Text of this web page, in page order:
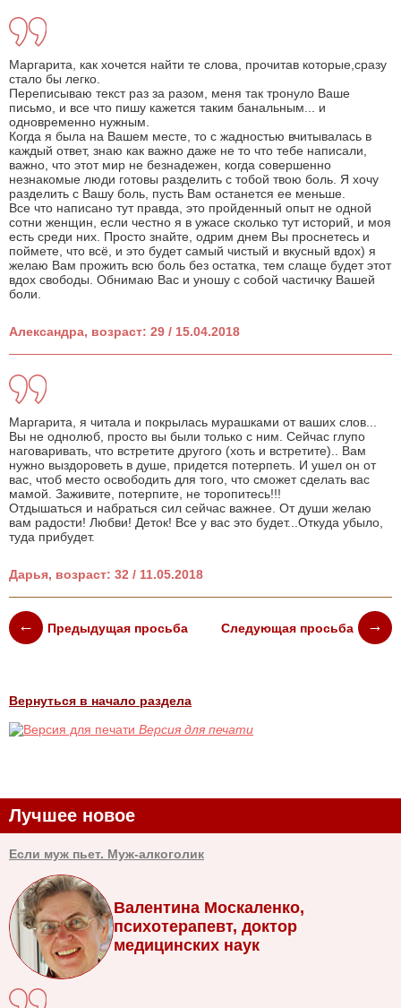
Маргарита, как хочется найти те слова, прочитав которые,сразу
стало бы легко.
Переписываю текст раз за разом, меня так тронуло Ваше
письмо, и все что пишу кажется таким банальным... и
одновременно нужным.
Когда я была на Вашем месте, то с жадностью вчитывалась в
каждый ответ, знаю как важно даже не то что тебе написали,
важно, что этот мир не безнадежен, когда совершенно
незнакомые люди готовы разделить с тобой твою боль. Я хочу
разделить с Вашу боль, пусть Вам останется ее меньше.
Все что написано тут правда, это пройденный опыт не одной
сотни женщин, если честно я в ужасе сколько тут историй, и моя
есть среди них. Просто знайте, одрим днем Вы проснетесь и
поймете, что всё, и это будет самый чистый и вкусный вдох) я
желаю Вам прожить всю боль без остатка, тем слаще будет этот
вдох свободы. Обнимаю Вас и уношу с собой частичку Вашей
боли.
Александра, возраст: 29 / 15.04.2018
Маргарита, я читала и покрылась мурашками от ваших слов...
Вы не однолюб, просто вы были только с ним. Сейчас глупо
наговаривать, что встретите другого (хоть и встретите).. Вам
нужно выздороветь в душе, придется потерпеть. И ушел он от
вас, чтоб место освободить для того, что сможет сделать вас
мамой. Заживите, потерпите, не торопитесь!!!
Отдышаться и набраться сил сейчас важнее. От души желаю
вам радости! Любви! Деток! Все у вас это будет...Откуда убыло,
туда прибудет.
Дарья, возраст: 32 / 11.05.2018
Предыдущая просьба Следующая просьба
Вернуться в начало раздела
Версия для печати
Лучшее новое
Если муж пьет. Муж-алкоголик
Валентина Москаленко,
психотерапевт, доктор
медицинских наук